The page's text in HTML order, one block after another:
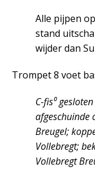
Alle pijpen
stand
wijder dan
Trompet 8 voet
C-fis⁰
afgeschuinde
Breugel;
Vollebregt;
Vollebregt